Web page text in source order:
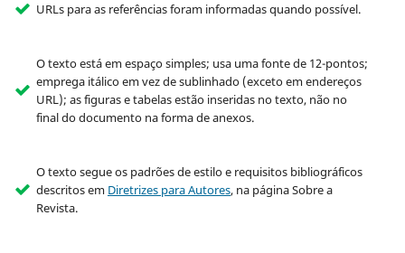
URLs para as referências foram informadas quando possível.
O texto está em espaço simples; usa uma fonte de 12-pontos;
emprega itálico em vez de sublinhado (exceto em endereços
URL); as figuras e tabelas estão inseridas no texto, não no
final do documento na forma de anexos.
O texto segue os padrões de estilo e requisitos bibliográficos
descritos em Diretrizes para Autores, na página Sobre a
Revista.